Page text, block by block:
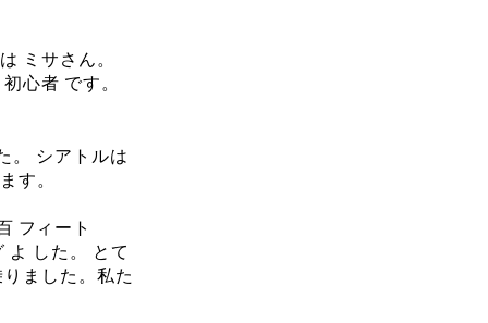
ミサさん。
心者 です。
。 シアトルは
す。
フィート
した。 とて
ました。私た